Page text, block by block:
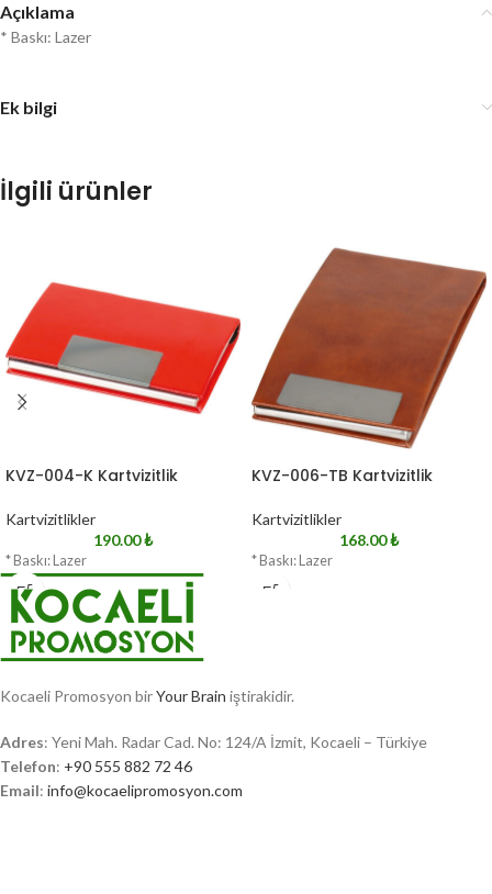
Açıklama
* Baskı: Lazer
Ek bilgi
İlgili ürünler
KVZ-004-K Kartvizitlik
Kartvizitlikler
190.00₺
* Baskı: Lazer
KVZ-006-TB Kartvizitlik
Kartvizitlikler
168.00₺
* Baskı: Lazer
Kocaeli Promosyon birYour Brain iştirakidir.
Adres: Yeni Mah. Radar Cad. No: 124/A İzmit, Kocaeli – Türkiye
Telefon: +90 555 882 72 46
Email: info@kocaelipromosyon.com